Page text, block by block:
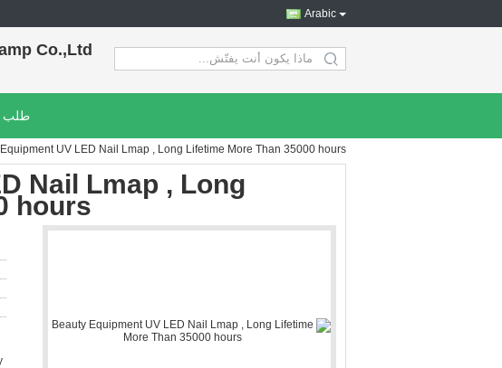
Arabic
Co.,Ltd.
search
طلب
UV LED Nail Lmap , Long Lifetime More Than 35000 hours
Nail Lmap , Long
hours